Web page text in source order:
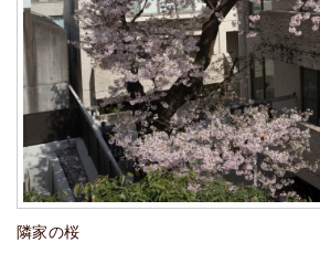
隣家の桜